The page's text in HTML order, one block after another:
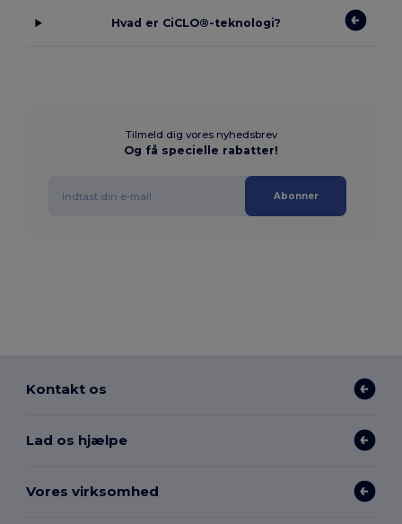
Hvad er CiCLO®-teknologi?
Tilmeld dig vores nyhedsbrev
Og få specielle rabatter!
Abonner
Kontakt os
Lad os hjælpe
Vores virksomhed